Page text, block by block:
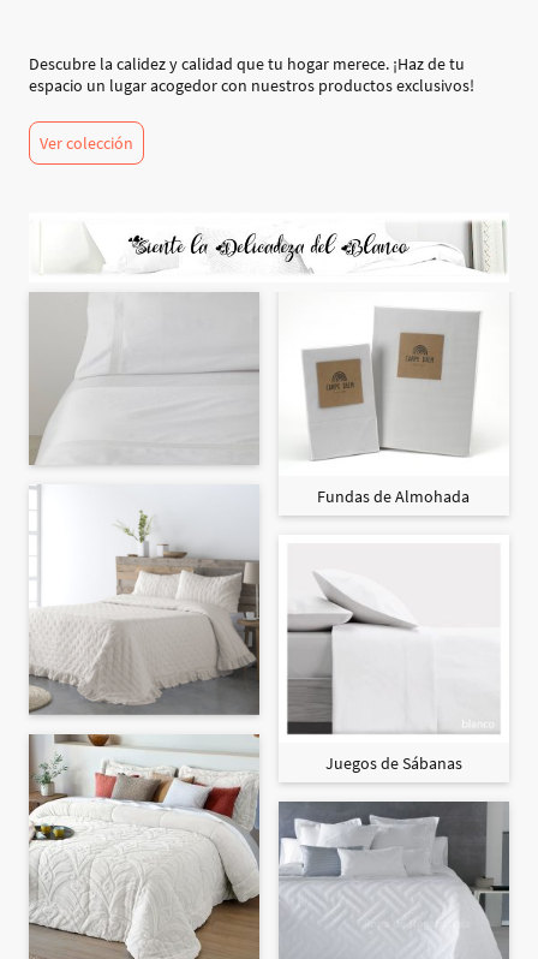
Descubre la calidez y calidad que tu hogar merece. ¡Haz de tu
espacio un lugar acogedor con nuestros productos exclusivos!
Ver colección
Fundas de Almohada
Juegos de Sábanas